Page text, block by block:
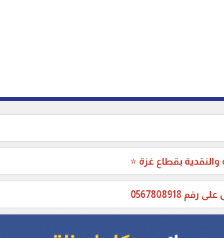
بقطاع غزة ⭐